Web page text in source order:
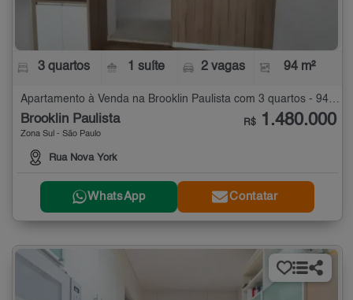
3 quartos 1 suíte 2 vagas 94 m²
Apartamento à Venda na Brooklin Paulista com 3 quartos - 94 m²
Brooklin Paulista
Zona Sul - São Paulo
Rua Nova York
R$ 1.480.000
WhatsApp Contatar